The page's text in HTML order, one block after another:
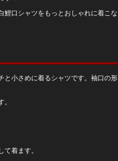
鯉口シャツをもっとおしゃれに着こな
と小さめに着るシャツです。袖口の形
着ます。